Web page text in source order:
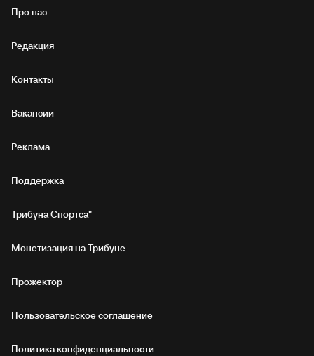
Про нас
Редакция
Контакты
Вакансии
Реклама
Поддержка
Трибуна Спортса"
Монетизация на Трибуне
Прожектор
Пользовательское соглашение
Политика конфиденциальности